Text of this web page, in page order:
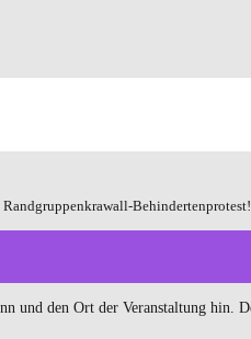
Behindertenprotest!